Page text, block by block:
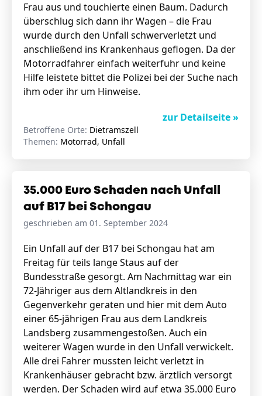
Frau aus und touchierte einen Baum. Dadurch
überschlug sich dann ihr Wagen – die Frau
wurde durch den Unfall schwerverletzt und
anschließend ins Krankenhaus geflogen. Da der
Motorradfahrer einfach weiterfuhr und keine
Hilfe leistete bittet die Polizei bei der Suche nach
ihm oder ihr um Hinweise.
zur Detailseite »
Betroffene Orte: Dietramszell
Themen: Motorrad, Unfall
35.000 Euro Schaden nach Unfall
auf B17 bei Schongau
geschrieben am 01. September 2024
Ein Unfall auf der B17 bei Schongau hat am
Freitag für teils lange Staus auf der
Bundesstraße gesorgt. Am Nachmittag war ein
72-Jähriger aus dem Altlandkreis in den
Gegenverkehr geraten und hier mit dem Auto
einer 65-jährigen Frau aus dem Landkreis
Landsberg zusammengestoßen. Auch ein
weiterer Wagen wurde in den Unfall verwickelt.
Alle drei Fahrer mussten leicht verletzt in
Krankenhäuser gebracht bzw. ärztlich versorgt
werden. Der Schaden wird auf etwa 35.000 Euro